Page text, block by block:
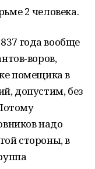
2 человека.
года вообще
воров,
помещика в
допустим, без
надо
стороны, в